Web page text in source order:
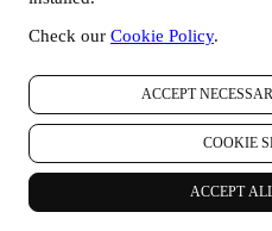
Check our Cookie Policy.
ACCEPT
COOKIE
ACCEPT
stopzetten via de methoden
nieuwsbrief kunt u klikken
mail). Als u een Le
uw marketingvoorkeuren
marketingactiviteiten wilt
e-mail sturen naar
afmelding zo spoedig
gevallen kunt u nog enkele